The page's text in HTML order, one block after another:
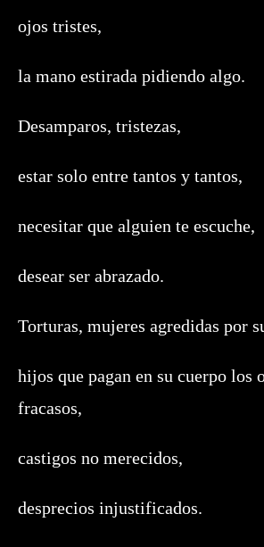
ojos tristes,
la mano estirada pidiendo algo.
Desamparos, tristezas,
estar solo entre tantos y tantos,
necesitar que alguien te escuche,
desear ser abrazado.
Torturas, mujeres agredidas por
hijos que pagan en su cuerpo los
fracasos,
castigos no merecidos,
desprecios injustificados.